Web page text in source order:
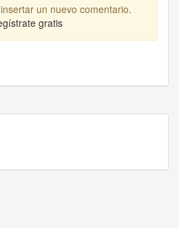
un nuevo comentario.
gratis